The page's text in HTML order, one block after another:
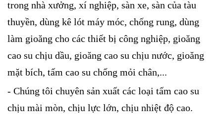
trong nhà xưởng, xí nghiệp, sàn xe, sàn của tàu
thuyền, dùng kê lót máy móc, chống rung, dùng
làm gioăng cho các thiết bị công nghiệp, gioăng
cao su chịu dầu, gioăng cao su chịu nước, gioăng
mặt bích, tấm cao su chống mỏi chân,...
- Chúng tôi chuyên sản xuất các loại tấm cao su
chịu mài mòn, chịu lực lớn, chịu nhiệt độ cao.